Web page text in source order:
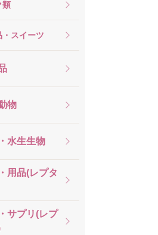
類
スイーツ
物
水生生物
用品(レプタ
サプリ(レプ